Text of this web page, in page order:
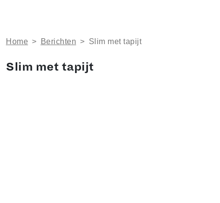
Home > Berichten > Slim met tapijt
Slim met tapijt